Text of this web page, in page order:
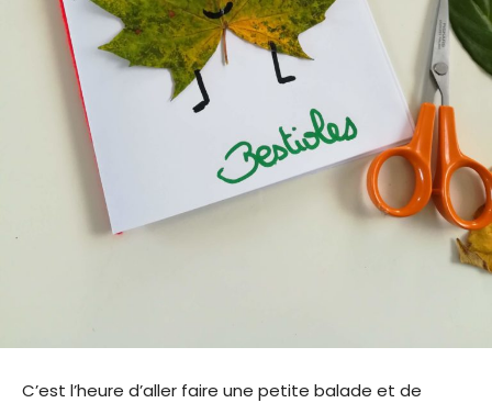
C’est l’heure d’aller faire une petite balade et de